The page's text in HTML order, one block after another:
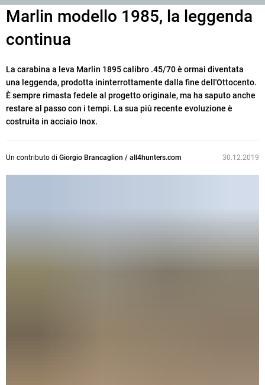
Marlin modello 1985, la leggenda
continua
La carabina a leva Marlin 1895 calibro .45/70 è ormai diventata
una leggenda, prodotta ininterrottamente dalla fine dell'Ottocento.
È sempre rimasta fedele al progetto originale, ma ha saputo anche
restare al passo con i tempi. La sua più recente evoluzione è
costruita in acciaio Inox.
Un contributo di Giorgio Brancaglion / all4hunters.com 30.12.2019